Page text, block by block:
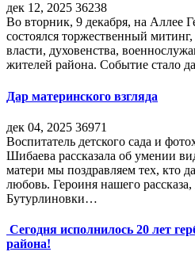
дек 12, 2025 36238
Во вторник, 9 декабря, на Аллее
состоялся торжественный
власти, духовенства,
жителей района. Событие стало
Дар материнского взгляда
дек 04, 2025 36971
Воспитатель детского сада и
Шибаева рассказала об умении
матери мы поздравляем тех, кто
любовь. Героиня нашего
Бутурлиновки…
Сегодня исполнилось 20 лет
района!